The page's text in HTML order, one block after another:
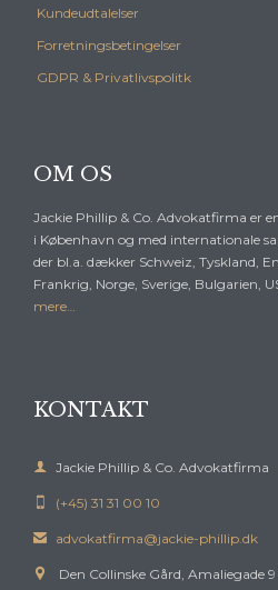
Kundeudtalelser
Forretningsbetingelser
GDPR & Privatlivspolitk
OM OS
Jackie Phillip & Co. Advokatfirma er
i København og med internationale
der bl.a. dækker Schweiz, Tyskland,
Frankrig, Norge, Sverige, Bulgarien,
mere…
KONTAKT
 Jackie Phillip & Co. Advokatfirma
 (+45) 31 31 00 10
 advokatfirma@jackie-phillip.dk
 Den Collinske Gård, Amaliegade 9